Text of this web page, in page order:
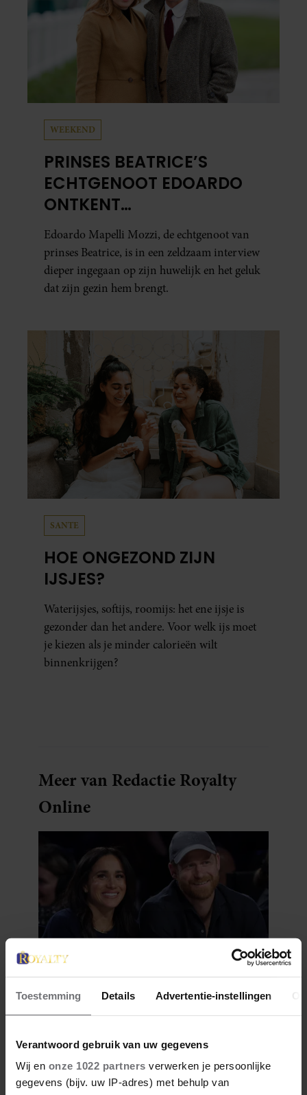
Toestemming Details Advertentie-instellingen
Verantwoord gebruik van uw gegevens
Wij en onze 1022 partners verwerken je persoonlijke
gegevens (bijv. uw IP-adres) met behulp van
WEEKEND
PRINSES BEATRICE’S
ECHTGENOOT EDOARDO
ONTKENT
HUWELIJKSPROBLEMEN
Edoardo Mapelli Mozzi, de echtgenoot van
prinses Beatrice, is in een zeldzaam interview
dieper ingegaan op zijn huwelijk en het geluk
dat zijn gezin hem brengt.
SANTE
HOE ONGEZOND ZIJN
IJSJES?
Waterijsjes, softijs, roomijs: het ene ijsje is
gezonder dan het andere. Voor welk ijs moet
je kiezen als je minder calorieën wilt
binnenkrijgen?
Meer van Redactie Royalty
Online
ZIET CHARLES ZIJN JONGSTE
KLEINKINDEREN OPNIEUW
NIET?